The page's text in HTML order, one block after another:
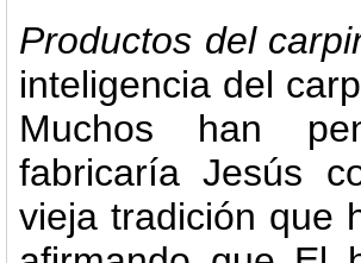
Productos del
inteligencia del
Muchos han
fabricaría Jesús
vieja tradición que